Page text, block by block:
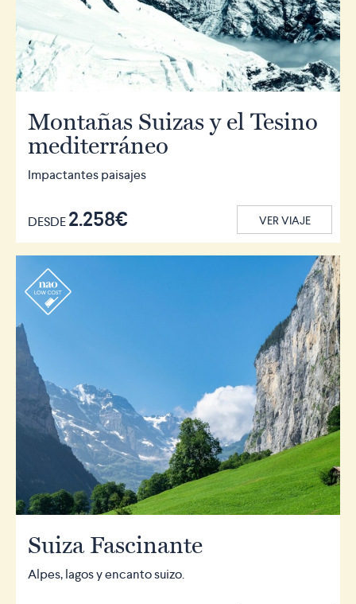
Montañas Suizas y el Tesino
mediterráneo
Impactantes paisajes
DESDE2.258€ VER VIAJE
r
Suiza Fascinante
Alpes, lagos y encanto suizo.